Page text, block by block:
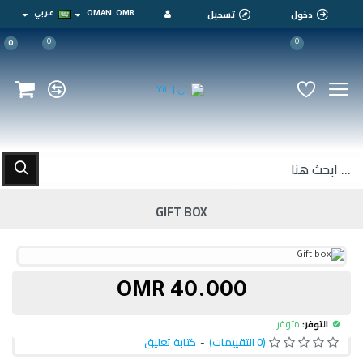
دخول تسجيل OMR
OMAN عربي
0
0
0
GIFT BOX
التوفر: متوفر
(0 التقييمات) - كتابة تعليق
40.000 OMR